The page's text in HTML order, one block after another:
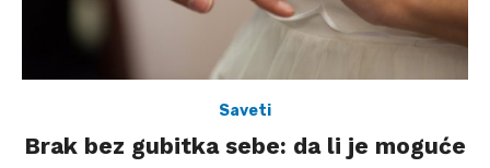
Saveti
Brak bez gubitka sebe: da li je moguće